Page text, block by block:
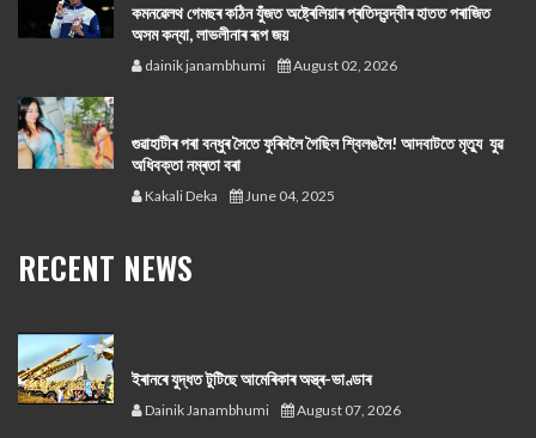
কমনৱেলথ গেমছৰ কঠিন যুঁজত অষ্ট্ৰেলিয়াৰ প্ৰতিদ্বন্দ্বীৰ হাতত পৰাজিত
অসম কন্যা, লাভলীনাৰ ৰূপ জয়
dainik janambhumi August 02, 2026
গুৱাহাটীৰ পৰা বন্ধুৰ সৈতে ফুৰিবলৈ গৈছিল শ্বিলঙলৈ! আদবাটতে মৃত্যু যুৱ
অধিবক্তা নম্ৰতা বৰা
Kakali Deka June 04, 2025
RECENT NEWS
ইৰানৰে যুদ্ধত টুটিছে আমেৰিকাৰ অস্ত্ৰ-ভাণ্ডাৰ
Dainik Janambhumi August 07, 2026